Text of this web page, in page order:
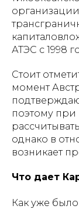
организации
АТЭС с 1998
Стоит
момент
поэтому при
однако в
возникает
Что дает
Как уже